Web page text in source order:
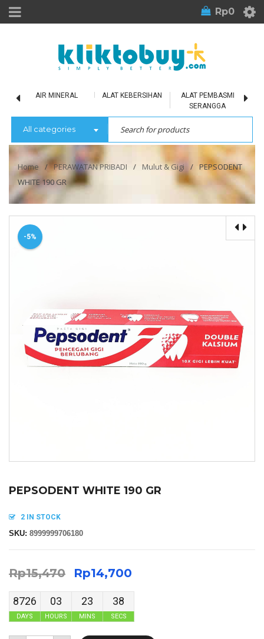
Rp0
AIR MINERAL ALAT KEBERSIHAN
ALAT PEMBASMI
SERANGGA
All categories
Home / PERAWATAN PRIBADI / Mulut & Gigi / PEPSODENT
WHITE 190 GR
-5%
PEPSODENT WHITE 190 GR
2 IN STOCK
SKU: 8999999706180
Rp15,470 Rp14,700
8726
DAYS
03
HOURS
23
MINS
37
SECS